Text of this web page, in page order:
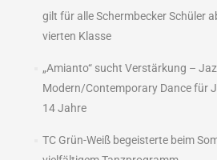
gilt für alle Schermbecker Schüler
vierten Klasse
„Amianto“ sucht Verstärkung –
Modern/Contemporary Dance für
14 Jahre
TC Grün-Weiß begeisterte beim